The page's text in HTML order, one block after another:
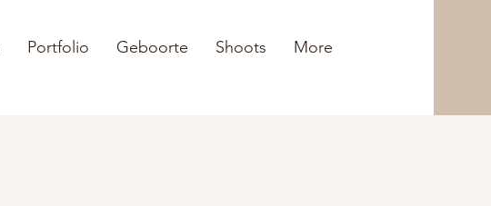
Portfolio Geboorte Shoots More